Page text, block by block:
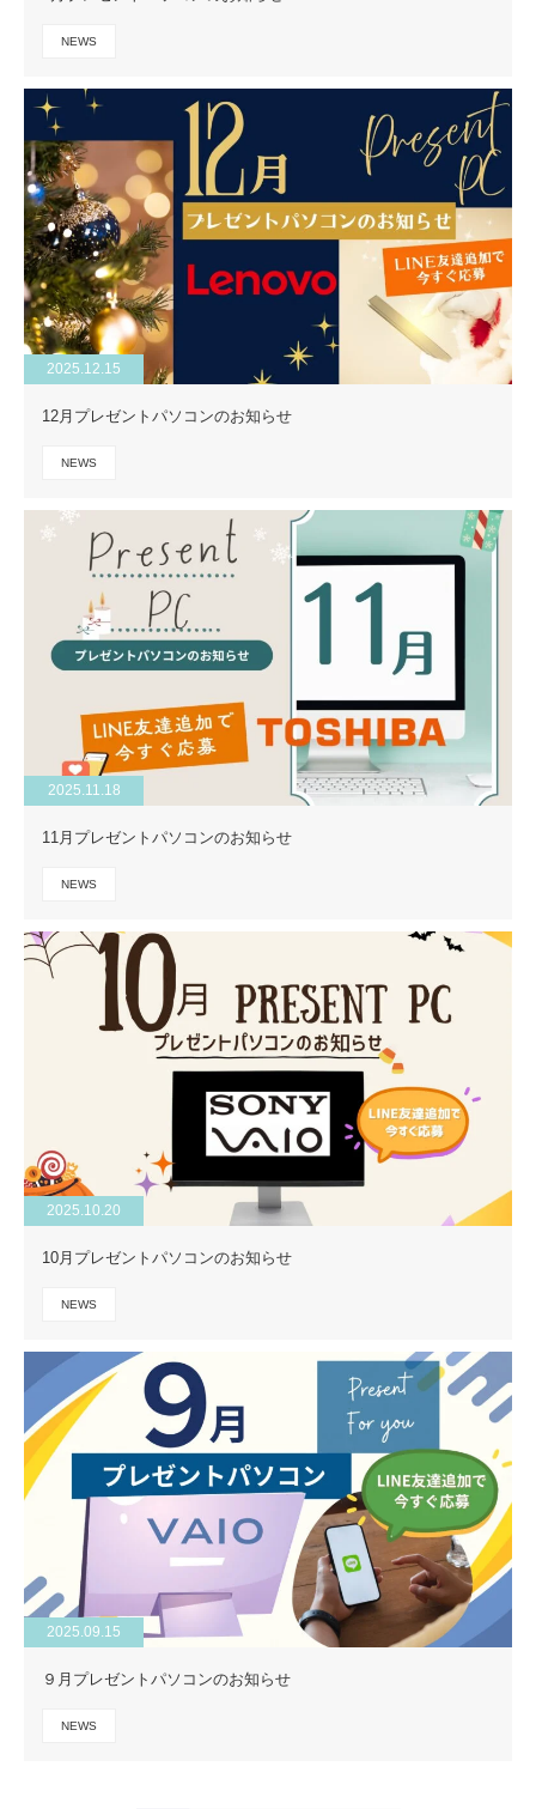
NEWS
2025.12.15
12月プレゼントパソコンのお知らせ
NEWS
2025.11.18
11月プレゼントパソコンのお知らせ
NEWS
2025.10.20
10月プレゼントパソコンのお知らせ
NEWS
2025.09.15
９月プレゼントパソコンのお知らせ
NEWS